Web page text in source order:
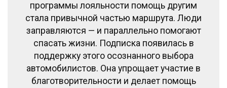
программы лояльности помощь другим
стала привычной частью маршрута. Люди
заправляются — и параллельно помогают
спасать жизни. Подписка появилась в
поддержку этого осознанного выбора
автомобилистов. Она упрощает участие в
благотворительности и делает помощь